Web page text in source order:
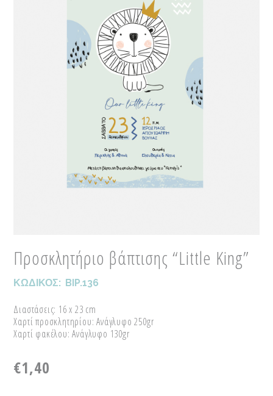
Προσκλητήριο βάπτισης “Little King”
ΚΩΔΙΚΟΣ: BIP.136
Διαστάσεις: 16 x 23 cm
Χαρτί προσκλητηρίου: Ανάγλυφο 250gr
Χαρτί φακέλου: Ανάγλυφο 130gr
€1,40